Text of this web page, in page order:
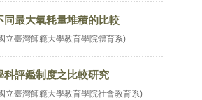
同最大氧耗量堆積的比較
立臺灣師範大學教育學院體育系)
科評鑑制度之比較研究
立臺灣師範大學教育學院社會教育系)